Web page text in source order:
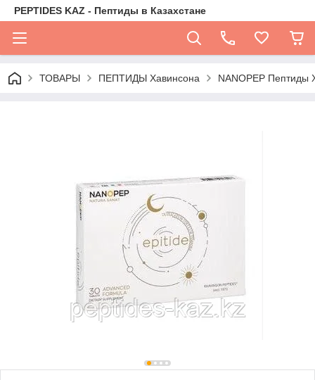
PEPTIDES KAZ - Пептиды в Казахстане
ТОВАРЫ ПЕПТИДЫ Хавинсона NANOPEP Пептиды